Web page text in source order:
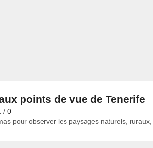
points de vue de Tenerife
/ 0
pour observer les paysages naturels,